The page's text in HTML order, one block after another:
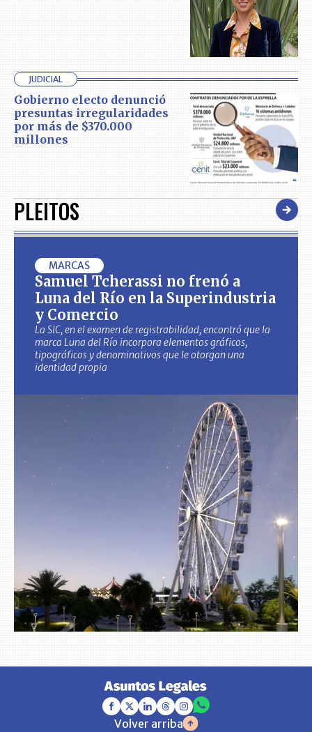
JUDICIAL
Gobierno electo denunció
presuntas irregularidades
por más de $370.000
millones
PLEITOS
MARCAS
Samuel Tcherassi no frenó a
Luna del Río en la Superindustria
y Comercio
La SIC, en el examen de registrabilidad, encontró que la
marca Luna del Río incorpora elementos gráficos,
tipográficos y denominativos que le otorgan una
identidad propia
Volver arriba